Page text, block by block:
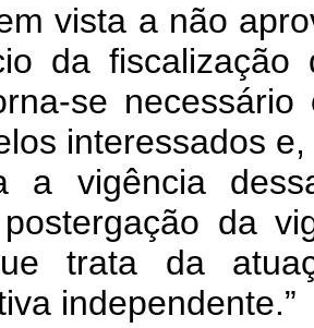
vista a não
da fiscalização
se
interessados
a vigência
da
trata da
independente.”